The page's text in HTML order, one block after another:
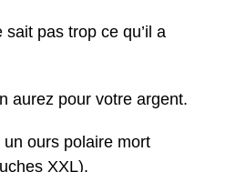
pas trop ce qu’il a
aurez pour votre argent.
ours polaire mort
XXL).